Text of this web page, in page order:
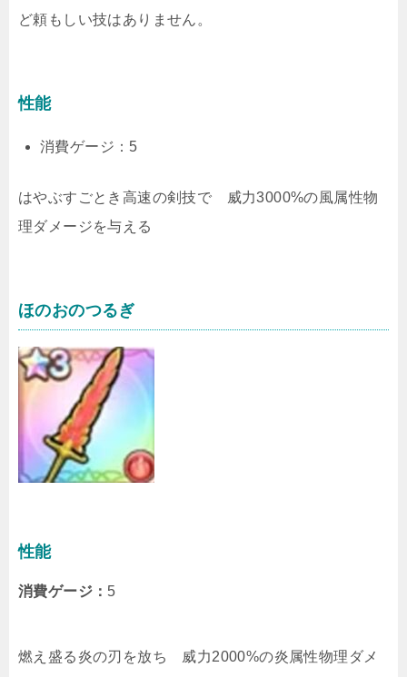
ど頼もしい技はありません。
性能
消費ゲージ：5
はやぶすごとき高速の剣技で 威力3000%の風属性物
理ダメージを与える
ほのおのつるぎ
性能
消費ゲージ： 5
燃え盛る炎の刃を放ち 威力2000%の炎属性物理ダメ